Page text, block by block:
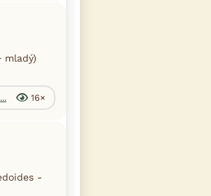
mladý)
16×
-